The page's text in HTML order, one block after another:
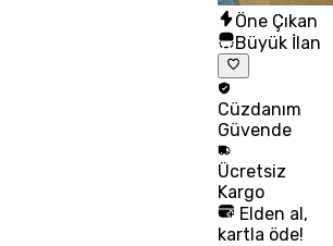
Öne Çıkan
Büyük İlan
Cüzdanım
Güvende
Ücretsiz
Kargo
Elden al,
kartla öde!